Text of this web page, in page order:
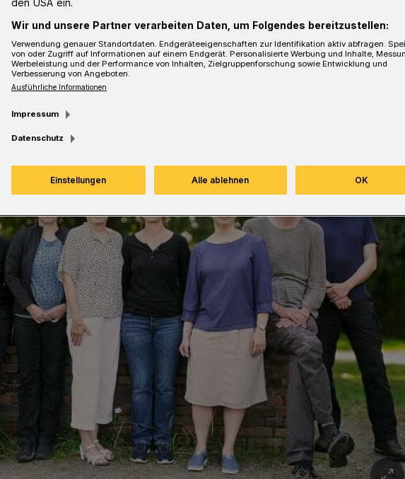
2 Minuten Lesezeit
den USA ein.
Wir und unsere Partner verarbeiten Daten, um Folgendes bereitzustellen:
Verwendung genauer Standortdaten. Endgeräteeigenschaften zur Identifikation aktiv abfragen.
von oder Zugriff auf Informationen auf einem Endgerät. Personalisierte Werbung und Inhalte,
Werbeleistung und der Performance von Inhalten, Zielgruppenforschung sowie Entwicklung und
Verbesserung von Angeboten.
Ausführliche Informationen
Impressum
Datenschutz
Einstellungen Alle ablehnen OK